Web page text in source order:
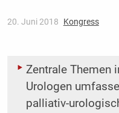
20. Juni 2018 Kongress
Zentrale Themen
Urologen
palliativ-